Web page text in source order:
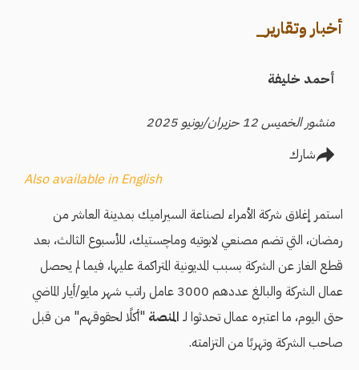
أخبار وتقارير_
أحمد خليفة
منشور الخميس 12 حزيران/يونيو 2025
شارك
Also available in English
استمر إغلاق شركة الأمراء لصناعة السيراميك بمدينة العاشر من
رمضان، التي تضم مصنعي لابوتيه وماچستيك، للأسبوع الثالث، بعد
قطع الغاز عن الشركة بسبب المديونية المتراكمة عليها، فيما لم يحصل
عمال الشركة والبالغ عددهم 3000 عامل راتب شهر مايو/أيار الماضي
حتى اليوم، ما اعتبره عمال تحدثوا لـ المنصة "أكلًا لحقوقهم" من قبل
صاحب الشركة وتهربًا من التزامته.